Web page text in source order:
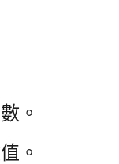
。
。